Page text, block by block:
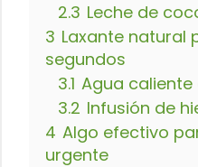
2.3 Leche de
3 Laxante natural
segundos
3.1 Agua
3.2 Infusión de
4 Algo efectivo
urgente